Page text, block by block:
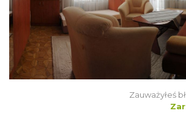
Zauważyłeś